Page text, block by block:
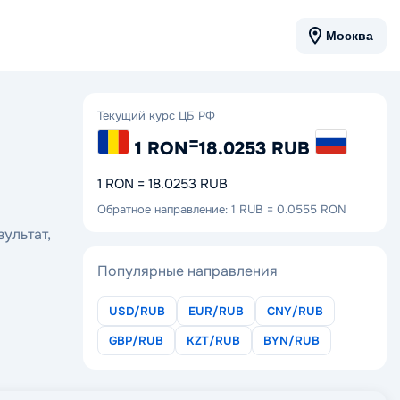
Москва
Текущий курс ЦБ РФ
1 RON=18.0253 RUB
1 RON = 18.0253 RUB
Обратное направление: 1 RUB = 0.0555 RON
Популярные направления
USD/RUB EUR/RUB
CNY/RUB
GBP/RUB
KZT/RUB BYN/RUB